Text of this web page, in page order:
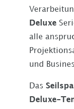
Deluxe
alle
und
Das
Deluxe-